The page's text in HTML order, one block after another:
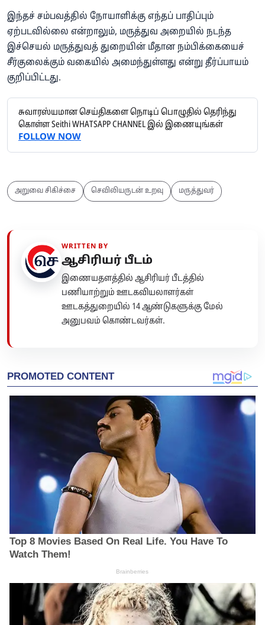
இந்தச் சம்பவத்தில் நோயாளிக்கு எந்தப் பாதிப்பும்
ஏற்படவில்லை என்றாலும், மருத்துவ அறையில் நடந்த
இச்செயல் மருத்துவத் துறையின் மீதான நம்பிக்கையைச்
சீர்குலைக்கும் வகையில் அமைந்துள்ளது என்று தீர்ப்பாயம்
குறிப்பிட்டது.
சுவாரஸ்யமான செய்திகளை நொடிப் பொழுதில் தெரிந்து
கொள்ள Seithi WHATSAPP CHANNEL இல் இணையுங்கள்
FOLLOW NOW
அறுவை சிகிச்சை செவிலியருடன் உறவு மருத்துவர்
WRITTEN BY
ஆசிரியர் பீடம்
இணையதளத்தில் ஆசிரியர் பீடத்தில்
பணியாற்றும் ஊடகவியலாளர்கள்
ஊடகத்துறையில் 14 ஆண்டுகளுக்கு மேல்
அனுபவம் கொண்டவர்கள்.